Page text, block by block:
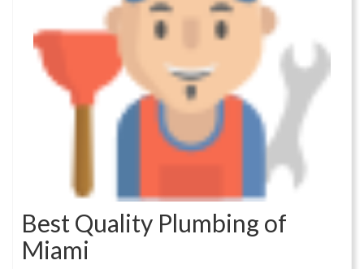
Best Quality Plumbing of
Miami